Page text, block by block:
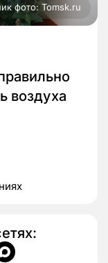
фото: Tomsk.ru
воздуха